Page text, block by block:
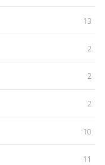
13
2
2
2
10
11